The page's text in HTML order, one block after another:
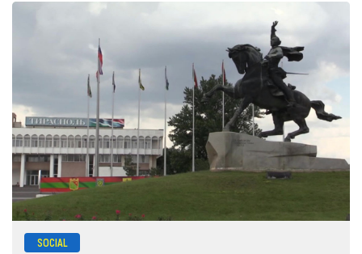
SOCIAL